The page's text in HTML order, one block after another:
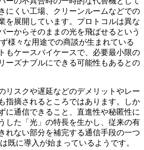
にくい工場、クリーンルームなどでの
を展開しています。プロトコルは異な
ーからそのままの光を飛ばせるという
様々な用途での商談が生まれている
もケースバイケースで、必要最小限の
ーズナブルにできる可能性もあるとの
リスクや遅延などのデメリットやレー
指摘されるところではあります。しか
に通信できること、直進性や秘匿性に
した「光」の特長を生かし、従来の有
れない部分を補完する通信手段の一つ
既に導入が始まっているようです。